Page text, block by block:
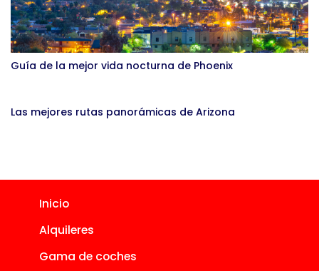
Guía de la mejor vida nocturna de Phoenix
Las mejores rutas panorámicas de Arizona
Inicio
Alquileres
Gama de coches